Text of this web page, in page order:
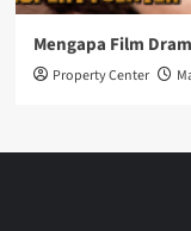
Mengapa Film
Property Center